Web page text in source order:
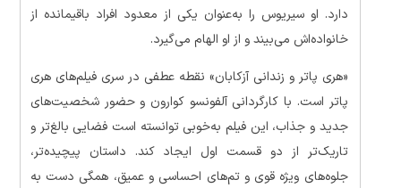
دارد. او سیریوس را به‌عنوان یکی از معدود افراد باقیمانده از
خانواده‌اش می‌بیند و از او الهام می‌گیرد.
«هری پاتر و زندانی آزکابان» نقطه عطفی در سری فیلم‌های هری
پاتر است. با کارگردانی آلفونسو کوارون و حضور شخصیت‌های
جدید و جذاب، این فیلم به‌خوبی توانسته است فضایی بالغ‌تر و
تاریک‌تر از دو قسمت اول ایجاد کند. داستان پیچیده‌تر،
جلوه‌های ویژه قوی و تم‌های احساسی و عمیق، همگی دست به